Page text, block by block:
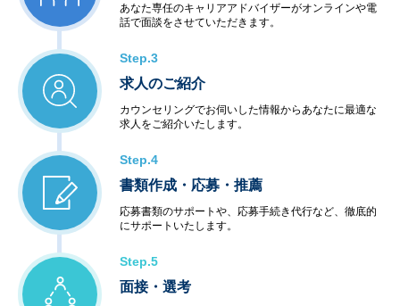
あなた専任のキャリアアドバイザーがオンラインや電
話で面談をさせていただきます。
Step.3
求人のご紹介
カウンセリングでお伺いした情報からあなたに最適な
求人をご紹介いたします。
Step.4
書類作成・応募・推薦
応募書類のサポートや、応募手続き代行など、徹底的
にサポートいたします。
Step.5
面接・選考